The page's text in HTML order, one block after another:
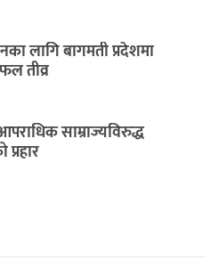
लागि बागमती प्रदेशमा
तीव्र
साम्राज्यविरुद्ध
प्रहार